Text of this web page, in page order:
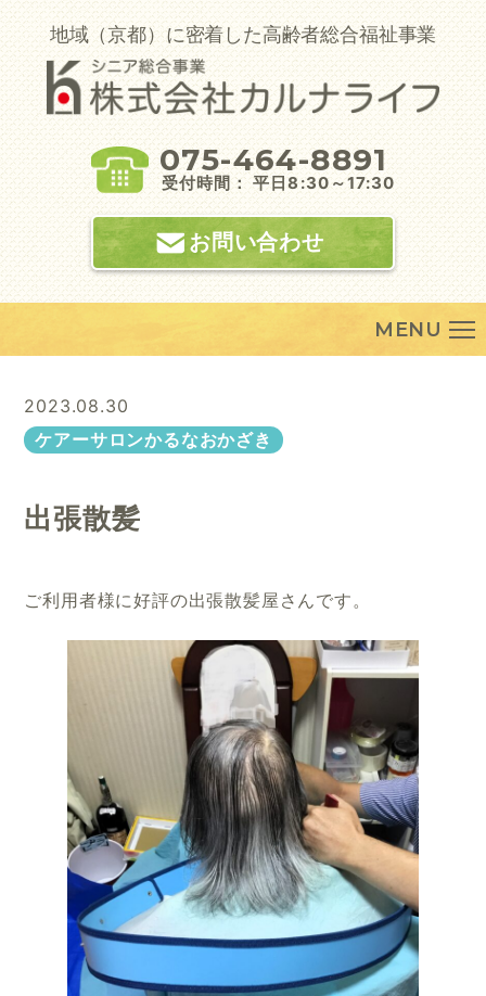
Skip
to
content
地域（京都）に密着した高齢者総合福祉事業
075-464-8891
受付時間： 平日8:30～17:30
お問い合わせ
MENU
2023.08.30
ケアーサロンかるなおかざき
出張散髪
ご利用者様に好評の出張散髪屋さんです。